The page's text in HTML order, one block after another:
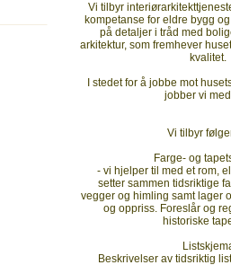
Vi tilbyr
kompetanse for eldre bygg
på detaljer i tråd med
arkitektur, som fremhever
kvalitet.
I stedet for å jobbe mot
jobber vi
Vi tilbyr
Farge- og
- vi hjelper til med et rom,
setter sammen tidsriktige
vegger og himling samt lager
og oppriss. Foreslår og
historiske
Beskrivelser av tidsriktig